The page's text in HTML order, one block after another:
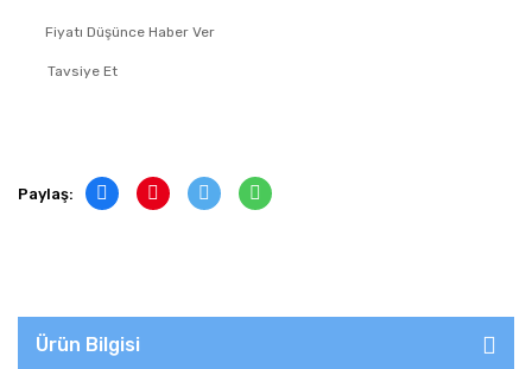
Fiyatı Düşünce Haber Ver
Tavsiye Et
Paylaş:
Ürün Bilgisi